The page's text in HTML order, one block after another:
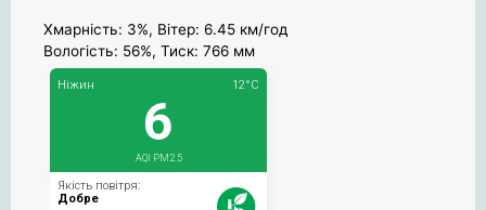
Хмарність: 3%, Вітер: 6.45 км/год
Вологість: 56%, Тиск: 766 мм